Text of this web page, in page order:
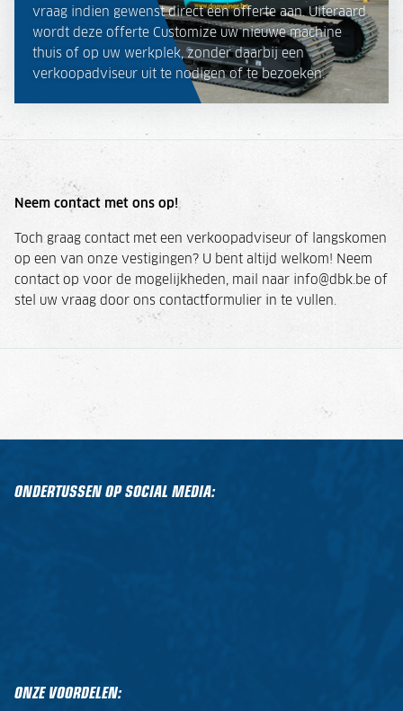
vraag indien gewenst direct een offerte aan. Uiteraard
wordt deze offerte Customize uw nieuwe machine
thuis of op uw werkplek, zonder daarbij een
verkoopadviseur uit te nodigen of te bezoeken.
Neem contact met ons op!
Toch graag contact met een verkoopadviseur of langskomen
op een van onze vestigingen? U bent altijd welkom! Neem
contact op voor de mogelijkheden, mail naar info@dbk.be of
stel uw vraag door ons contactformulier in te vullen.
ONDERTUSSEN OP SOCIAL MEDIA:
ONZE VOORDELEN: